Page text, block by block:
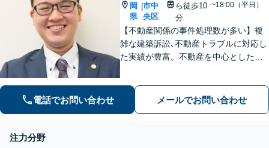
岡
県
|市中
央区
ら徒歩10
分
~18:00（平日）
【不動産関係の事件処理数が多い】複
雑な建築訴訟､不動産トラブルに対応し
た実績が豊富。不動産を中心とした相
法務、顧客とのトラブル、予防法務も
お任せ【六本松駅2分】
電話でお問い合わせ メールでお問い合わせ
注力分野